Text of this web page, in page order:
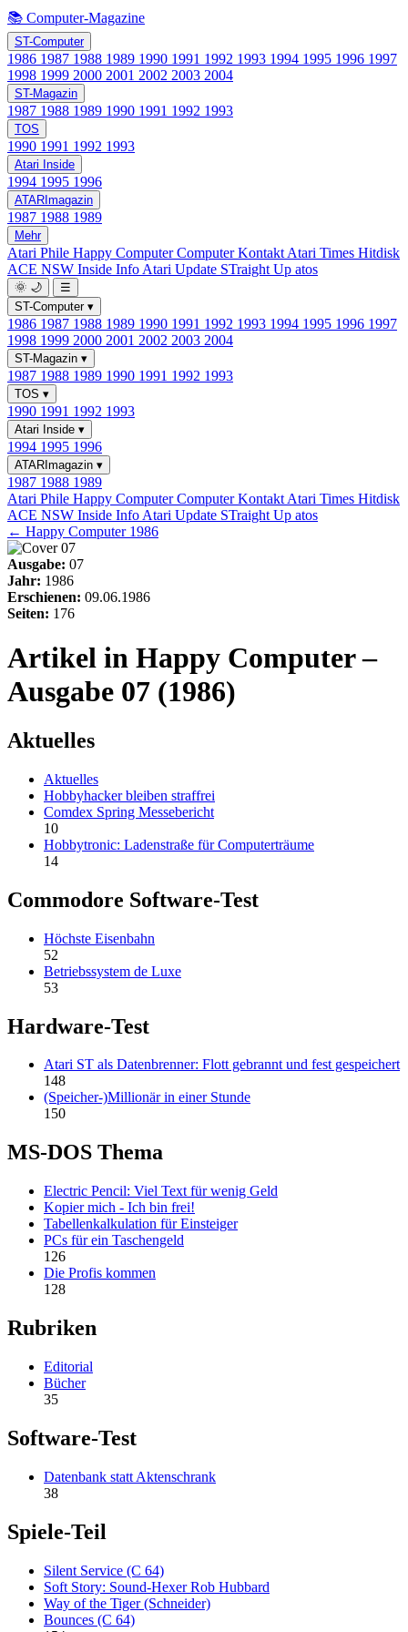
📚 Computer-Magazine
ST-Computer
1986 1987 1988 1989 1990 1991 1992 1993 1994 1995 1996 1997
1998 1999 2000 2001 2002 2003 2004
ST-Magazin
1987 1988 1989 1990 1991 1992 1993
TOS
1990 1991 1992 1993
Atari Inside
1994 1995 1996
ATARImagazin
1987 1988 1989
Mehr
Atari Phile Happy ComputerComputer Kontakt Atari Times Hitdisk
ACE NSW Inside Info Atari Update STraight Up atos
🌞 🌙
☰
ST-Computer ▾
1986 1987 1988 1989 1990 1991 1992 1993 1994 1995 1996 1997
1998 1999 2000 2001 2002 2003 2004
ST-Magazin ▾
1987 1988 1989 1990 1991 1992 1993
TOS ▾
1990 1991 1992 1993
Atari Inside ▾
1994 1995 1996
ATARImagazin ▾
1987 1988 1989
Atari Phile Happy ComputerComputer Kontakt Atari Times Hitdisk
ACE NSW Inside Info Atari Update STraight Up atos
← Happy Computer 1986
Ausgabe: 07
Jahr: 1986
Erschienen: 09.06.1986
Seiten: 176
Artikel in Happy Computer –
Ausgabe 07 (1986)
Aktuelles
Aktuelles
Hobbyhacker bleiben straffrei
Comdex Spring Messebericht
10
Hobbytronic: Ladenstraße für Computerträume
14
Commodore Software-Test
Höchste Eisenbahn
52
Betriebssystem de Luxe
53
Hardware-Test
Atari ST als Datenbrenner: Flott gebrannt und fest gespeichert
148
(Speicher-)Millionär in einer Stunde
150
MS-DOS Thema
Electric Pencil: Viel Text für wenig Geld
Kopier mich - Ich bin frei!
Tabellenkalkulation für Einsteiger
PCs für ein Taschengeld
126
Die Profis kommen
128
Rubriken
Editorial
Bücher
35
Software-Test
Datenbank statt Aktenschrank
38
Spiele-Teil
Silent Service (C 64)
Soft Story: Sound-Hexer Rob Hubbard
Way of the Tiger (Schneider)
Bounces (C 64)